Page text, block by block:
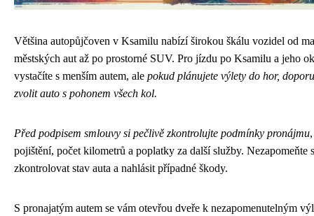
Většina autopůjčoven v Ksamilu nabízí širokou škálu vozidel od
městských aut až po prostorné SUV. Pro jízdu po Ksamilu a jeho
vystačíte s menším autem, ale pokud plánujete výlety do hor,
zvolit auto s pohonem všech kol.
Před podpisem smlouvy si pečlivě zkontrolujte podmínky pronájmu
pojištění, počet kilometrů a poplatky za další služby. Nezapomeňte
zkontrolovat stav auta a nahlásit případné škody.
S pronajatým autem se vám otevřou dveře k nezapomenutelným